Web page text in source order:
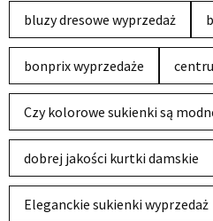
bluzy dresowe wyprzedaż
bonprix wyprzedaże
Czy kolorowe sukienki są
dobrej jakości kurtki damskie
Eleganckie sukienki wyprzedaż